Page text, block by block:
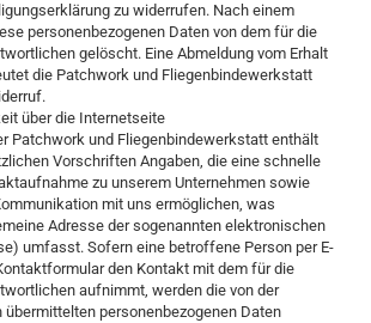
zu widerrufen. Nach einem
personenbezogenen Daten von dem für die
gelöscht. Eine Abmeldung vom Erhalt
die Patchwork und Fliegenbindewerkstatt
über die Internetseite
Patchwork und Fliegenbindewerkstatt enthält
Vorschriften Angaben, die eine schnelle
zu unserem Unternehmen sowie
mit uns ermöglichen, was
Adresse der sogenannten elektronischen
umfasst. Sofern eine betroffene Person per E-
den Kontakt mit dem für die
aufnimmt, werden die von der
übermittelten personenbezogenen Daten